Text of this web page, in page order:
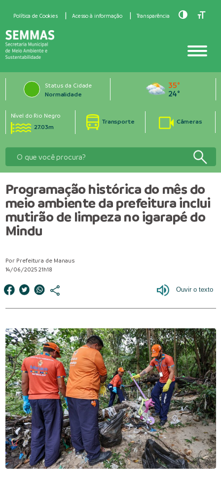
Política de Cookies Acesso à informação Transparência Toggle
Status da Cidade
Normalidade
35°
24°
Nível do Rio Negro
27.03m
Transporte Câmeras
Programação histórica do mês do
meio ambiente da prefeitura inclui
mutirão de limpeza no igarapé do
Mindu
Por Prefeitura de Manaus
14/06/2025 21h18